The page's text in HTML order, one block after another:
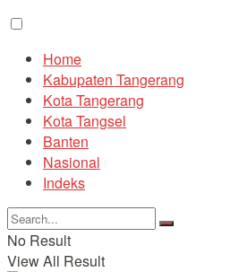
Home
Kabupaten Tangerang
Kota Tangerang
Kota Tangsel
Banten
Nasional
Indeks
No Result
View All Result